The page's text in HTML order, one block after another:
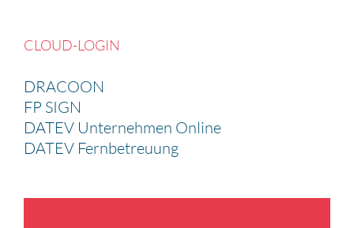
CLOUD-LOGIN
DRACOON
FP SIGN
DATEV Unternehmen Online
DATEV Fernbetreuung